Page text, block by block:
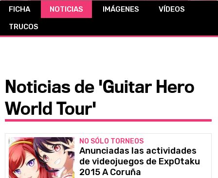
CÓMICS
FICHA NOTICIAS IMÁGENES
VÍDEOS
TRUCOS
Noticias de 'Guitar Hero
World Tour'
NO SÓLO TORNEOS
Anunciadas las actividades
de videojuegos de ExpOtaku
2015 A Coruña